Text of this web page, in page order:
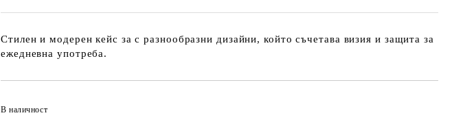
Стилен и модерен кейс за с разнообразни дизайни, който съчетава визия и защита за
ежедневна употреба.
В наличност